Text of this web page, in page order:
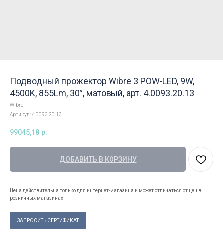
Подводный прожектор Wibre 3 POW-LED, 9W,
4500K, 855Lm, 30°, матовый, арт. 4.0093.20.13
Wibre
Артикул:4.0093.20.13
99045,18 р.
ДОБАВИТЬ В КОРЗИНУ
Цена действительна только для интернет-магазина и может отличаться от цен в
розничных магазинах
ЗАПРОСИТЬ СЕРТИФИКАТ